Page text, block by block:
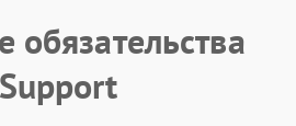
обязательства